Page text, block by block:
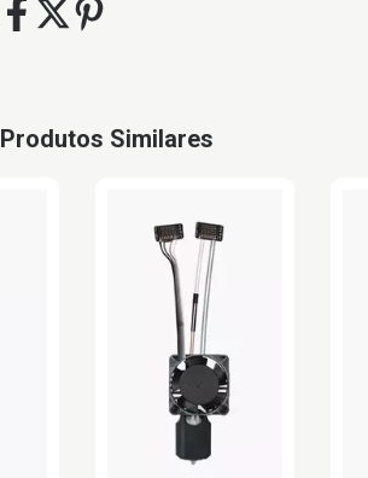
Produtos Similares